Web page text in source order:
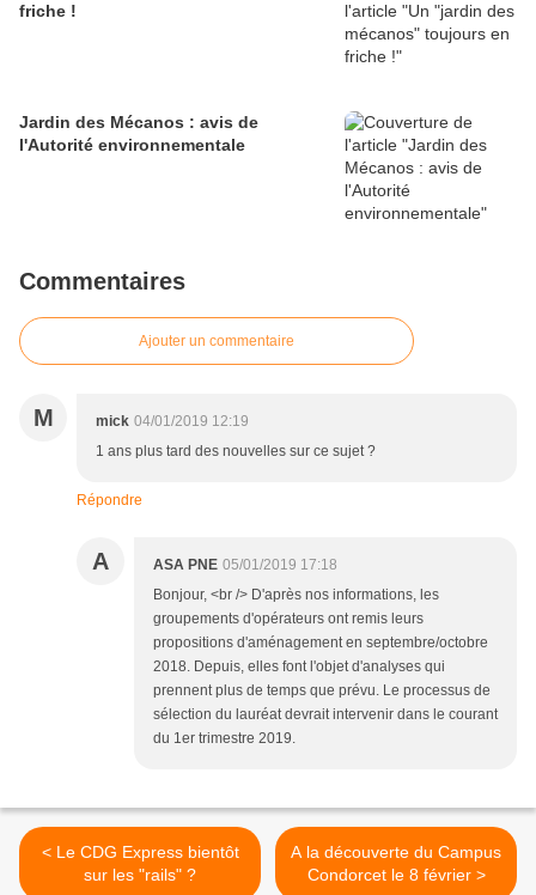
friche !
Jardin des Mécanos : avis de
l'Autorité environnementale
Commentaires
Ajouter un commentaire
M mick 04/01/2019 12:19
1 ans plus tard des nouvelles sur ce sujet ?
Répondre
A ASA PNE 05/01/2019 17:18
Bonjour, <br /> D'après nos informations, les
groupements d'opérateurs ont remis leurs
propositions d'aménagement en septembre/octobre
2018. Depuis, elles font l'objet d'analyses qui
prennent plus de temps que prévu. Le processus de
sélection du lauréat devrait intervenir dans le courant
du 1er trimestre 2019.
< Le CDG Express bientôt
sur les "rails" ?
A la découverte du Campus
Condorcet le 8 février >